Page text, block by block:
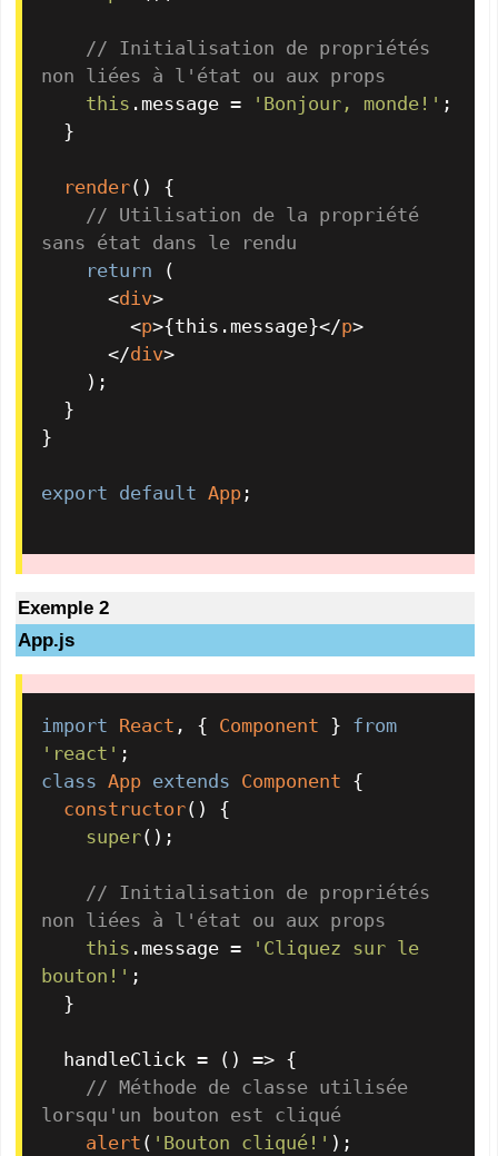
// Initialisation de propriétés
non liées à l'état ou aux props
this . message = 'Bonjour, monde!' ;
render( ) {
// Utilisation de la propriété
sans état dans le rendu
return (
<div>
<p>{this.message}</p>
</div>
}
export default App ;
Exemple 2
App.js
import React , { Component } from
'react'
class App extends Component {
constructor( ) {
super();
// Initialisation de propriétés
non liées à l'état ou aux props
this . message =
'Cliquez sur le
bouton!' ;
  handleClick =
() => {
// Méthode de classe utilisée
lorsqu'un bouton est cliqué
alert ( 'Bouton cliqué!' );